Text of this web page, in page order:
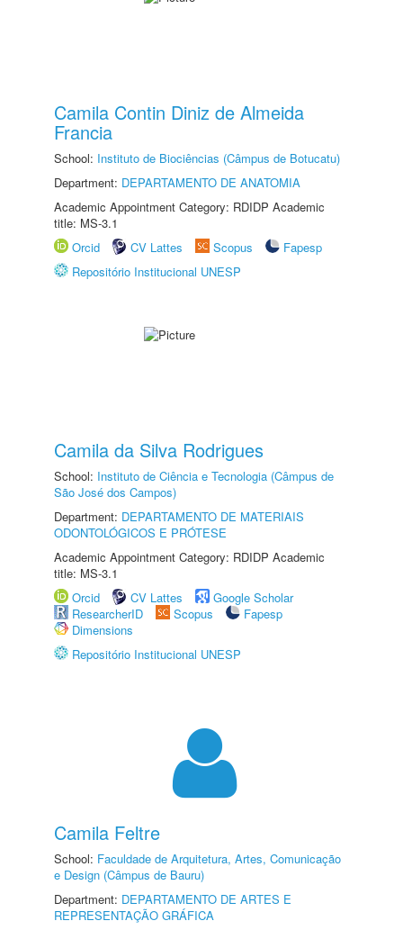
Camila Contin Diniz de Almeida
Francia
School: Instituto de Biociências (Câmpus de Botucatu)
Department: DEPARTAMENTO DE ANATOMIA
Academic Appointment Category: RDIDP Academic
title: MS-3.1
Orcid
CV Lattes Scopus
Fapesp
Repositório Institucional UNESP
Camila da Silva Rodrigues
School: Instituto de Ciência e Tecnologia (Câmpus de
São José dos Campos)
Department: DEPARTAMENTO DE MATERIAIS
ODONTOLÓGICOS E PRÓTESE
Academic Appointment Category: RDIDP Academic
title: MS-3.1
Orcid
CV Lattes
Google Scholar
ResearcherID
Scopus
Fapesp
Dimensions
Repositório Institucional UNESP
Camila Feltre
School: Faculdade de Arquitetura, Artes, Comunicação
e Design (Câmpus de Bauru)
Department: DEPARTAMENTO DE ARTES E
REPRESENTAÇÃO GRÁFICA